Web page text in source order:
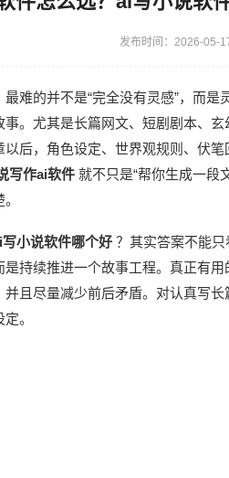
发布时间：2026-05-
难的并不是“完全没有灵感”，而
。尤其是长篇网文、短剧剧本、
后，角色设定、世界观规则、伏
写作ai软件 就不只是“帮你生成一段
写小说软件哪个好 ？其实答案不能
持续推进一个故事工程。真正有用
且尽量减少前后矛盾。对认真写
。